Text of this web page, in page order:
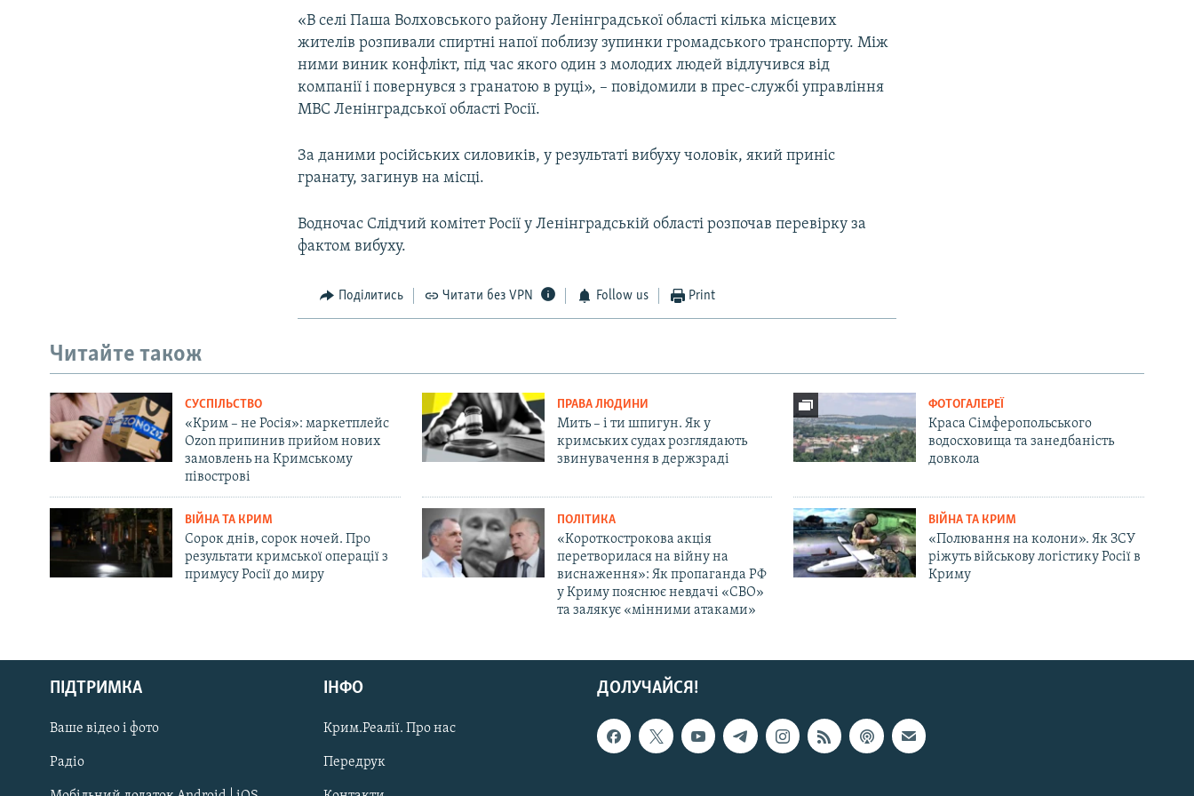
Русский
Qırımtatar
ДОЛУЧАЙСЯ!
«В селі Паша Волховського району Ленінградської області кілька місцевих
жителів розпивали спиртні напої поблизу зупинки громадського транспорту. Між
ними виник конфлікт, під час якого один з молодих людей відлучився від
компанії і повернувся з гранатою в руці», – повідомили в прес-службі управління
МВС Ленінградської області Росії.
За даними російських силовиків, у результаті вибуху чоловік, який приніс
гранату, загинув на місці.
Водночас Слідчий комітет Росії у Ленінградській області розпочав перевірку за
фактом вибуху.
Поділитись Читати без VPN Follow us Print
Читайте також
СУСПІЛЬСТВО
«Крим – не Росія»: маркетплейс
Ozon припинив прийом нових
замовлень на Кримському
півострові
ПРАВА ЛЮДИНИ
Мить – і ти шпигун. Як у
кримських судах розглядають
звинувачення в держзраді
ФОТОГАЛЕРЕЇ
Краса Сімферопольського
водосховища та занедбаність
довкола
ВІЙНА ТА КРИМ
Сорок днів, сорок ночей. Про
результати кримської операції з
примусу Росії до миру
ПОЛІТИКА
«Короткострокова акція
перетворилася на війну на
виснаження»: Як пропаганда РФ
у Криму пояснює невдачі «СВО»
та залякує «мінними атаками»
ВІЙНА ТА КРИМ
«Полювання на колони». Як ЗСУ
ріжуть військову логістику Росії в
Криму
ДОЛУЧАЙСЯ!
ПІДТРИМКА
Ваше відео і фото
Радіо
ІНФО
Крим.Реалії. Про нас
Передрук